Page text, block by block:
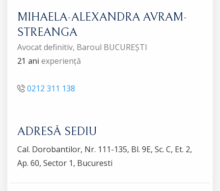
MIHAELA-ALEXANDRA AVRAM-
STREANGA
Avocat definitiv, Baroul BUCUREȘTI
21 ani experiență
0212 311 138
ADRESĂ SEDIU
Cal. Dorobantilor, Nr. 111-135, Bl. 9E, Sc. C, Et. 2,
Ap. 60, Sector 1, Bucuresti